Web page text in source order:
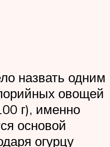
назвать одним
овощей
г), именно
основой
огурцу